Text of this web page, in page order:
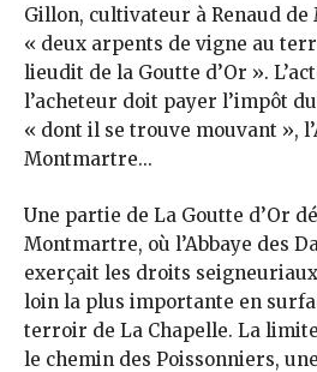
Gillon, cultivateur à Renaud de
« deux arpents de vigne au
lieudit de la Goutte d’Or ».
l’acheteur doit payer l’impôt
« dont il se trouve mouvant »,
Montmartre...
Une partie de La Goutte d’Or
Montmartre, où l’Abbaye des
exerçait les droits
loin la plus importante en
terroir de La Chapelle. La
le chemin des Poissonniers,